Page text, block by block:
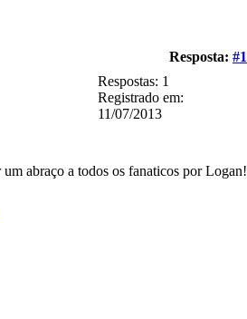
Resposta: #1
Respostas: 1
Registrado em:
11/07/2013
abraço a todos os fanaticos por Logan!